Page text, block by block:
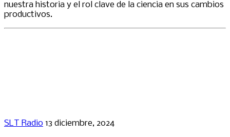
nuestra historia y el rol clave de la ciencia en sus cambios
productivos.
SLT Radio 13 diciembre, 2024